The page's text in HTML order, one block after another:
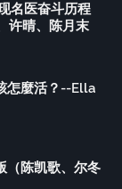
名医奋斗历程
许晴、陈月末
怎麼活？--Ella
（陈凯歌、尔冬